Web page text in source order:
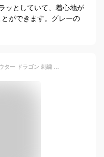
ッとしていて、着心地が
ができます。グレーの
羽織 着物カーディガン メンズ アウター ドラゴン 刺繍 龍柄 和風 トップス カジュアル 大きいサイズ ゆったり 花火大会 夏用 きれいめ おしゃれ 送料無料